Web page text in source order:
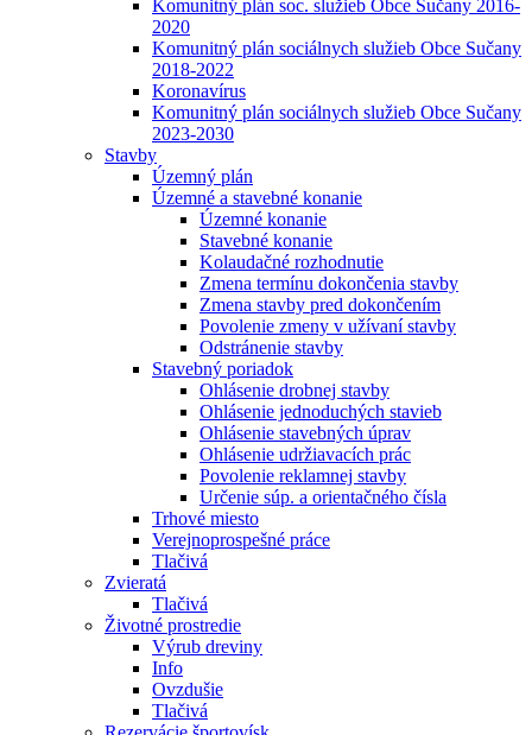
Komunitný plán soc. služieb Obce Sučany 2016-
2020
Komunitný plán sociálnych služieb Obce Sučany
2018-2022
Koronavírus
Komunitný plán sociálnych služieb Obce Sučany
2023-2030
Stavby
Územný plán
Územné a stavebné konanie
Územné konanie
Stavebné konanie
Kolaudačné rozhodnutie
Zmena termínu dokončenia stavby
Zmena stavby pred dokončením
Povolenie zmeny v užívaní stavby
Odstránenie stavby
Stavebný poriadok
Ohlásenie drobnej stavby
Ohlásenie jednoduchých stavieb
Ohlásenie stavebných úprav
Ohlásenie udržiavacích prác
Povolenie reklamnej stavby
Určenie súp. a orientačného čísla
Trhové miesto
Verejnoprospešné práce
Tlačivá
Zvieratá
Tlačivá
Životné prostredie
Výrub dreviny
Info
Ovzdušie
Tlačivá